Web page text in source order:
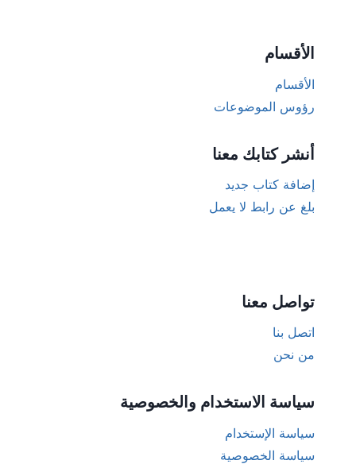
الأقسام
الأقسام
رؤوس الموضوعات
أنشر كتابك معنا
إضافة كتاب جديد
بلغ عن رابط لا يعمل
تواصل معنا
اتصل بنا
من نحن
سياسة الاستخدام والخصوصية
سياسة الإستخدام
سياسة الخصوصية